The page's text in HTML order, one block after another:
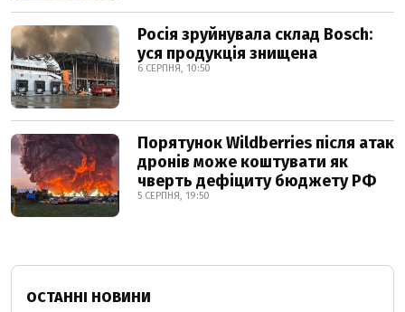
Росія зруйнувала склад Bosch:
уся продукція знищена
6 СЕРПНЯ, 10:50
Порятунок Wildberries після атак
дронів може коштувати як
чверть дефіциту бюджету РФ
5 СЕРПНЯ, 19:50
ОСТАННІ НОВИНИ